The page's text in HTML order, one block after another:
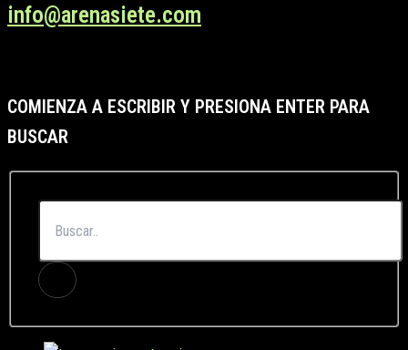
info@arenasiete.com
COMIENZA A ESCRIBIR Y PRESIONA ENTER PARA
BUSCAR